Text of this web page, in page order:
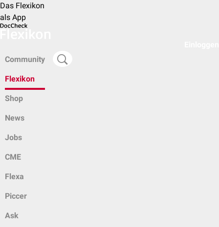
Das Flexikon
als App
Community
Flexikon
Shop
News
Jobs
CME
Flexa
Piccer
Ask